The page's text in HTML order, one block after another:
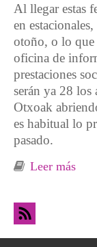
Al llegar estas
en
otoño, o lo que
oficina de
prestaciones
serán ya 28 los
Otxoak
es habitual lo
pasado.
Leer más